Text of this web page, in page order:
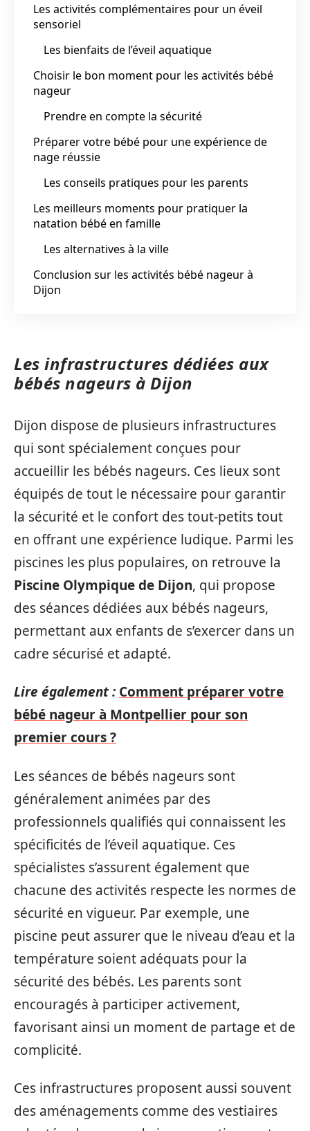
Les activités complémentaires pour un éveil
sensoriel
Les bienfaits de l’éveil aquatique
Choisir le bon moment pour les activités bébé
nageur
Prendre en compte la sécurité
Préparer votre bébé pour une expérience de
nage réussie
Les conseils pratiques pour les parents
Les meilleurs moments pour pratiquer la
natation bébé en famille
Les alternatives à la ville
Conclusion sur les activités bébé nageur à
Dijon
Les infrastructures dédiées aux
bébés nageurs à Dijon
Dijon dispose de plusieurs infrastructures
qui sont spécialement conçues pour
accueillir les bébés nageurs. Ces lieux sont
équipés de tout le nécessaire pour garantir
la sécurité et le confort des tout-petits tout
en offrant une expérience ludique. Parmi les
piscines les plus populaires, on retrouve la
Piscine Olympique de Dijon, qui propose
des séances dédiées aux bébés nageurs,
permettant aux enfants de s’exercer dans un
cadre sécurisé et adapté.
Lire également : Comment préparer votre
bébé nageur à Montpellier pour son
premier cours ?
Les séances de bébés nageurs sont
généralement animées par des
professionnels qualifiés qui connaissent les
spécificités de l’éveil aquatique. Ces
spécialistes s’assurent également que
chacune des activités respecte les normes de
sécurité en vigueur. Par exemple, une
piscine peut assurer que le niveau d’eau et la
température soient adéquats pour la
sécurité des bébés. Les parents sont
encouragés à participer activement,
favorisant ainsi un moment de partage et de
complicité.
Ces infrastructures proposent aussi souvent
des aménagements comme des vestiaires